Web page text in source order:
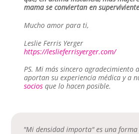
mama se conviertan en
Mucho amor para ti,
Leslie Ferris Yerger
https://leslieferrisyerger.com/
PS. Mi más sincero agradecimiento
aportan su experiencia médica y a
socios que lo hacen posible.
"Mi densidad importa" es una